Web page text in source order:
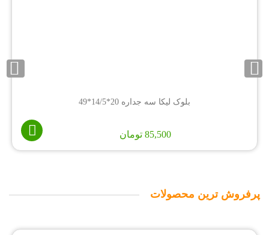
بلوک لیکا سه جداره 20*14/5*49
85,500 تومان
پرفروش ترین محصولات